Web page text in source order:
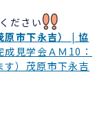
ださい
市下永吉） | 協
見学会ＡＭ10：
）茂原市下永吉